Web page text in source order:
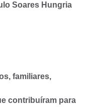
Soares Hungria
familiares,
contribuíram para